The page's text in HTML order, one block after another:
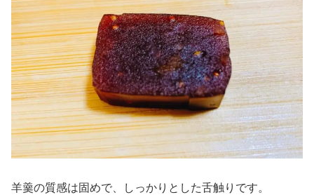
羊羹の質感は固めで、しっかりとした舌触りです。